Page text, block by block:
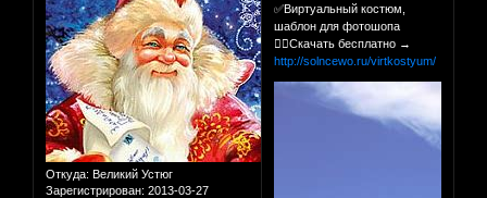
Откуда: Великий Устюг
Зарегистрирован: 2013-03-27
✅Виртуальный костюм,
шаблон для фотошопа
👉🏻Скачать бесплатно →
http://solncewo.ru/virtkostyum/